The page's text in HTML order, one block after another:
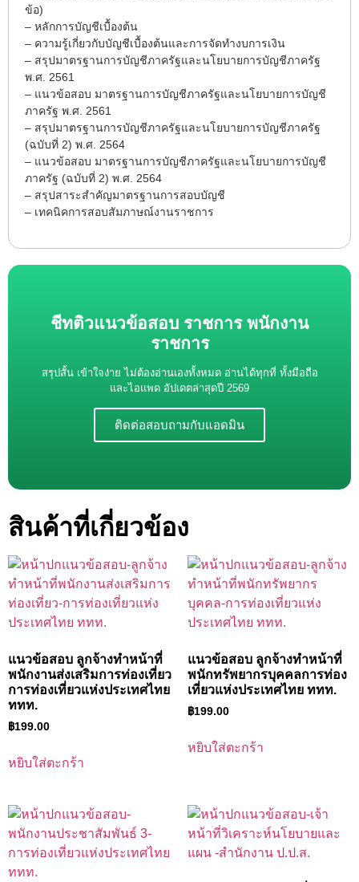
ข้อ)
– หลักการบัญชีเบื้องต้น
– ความรู้เกี่ยวกับบัญชีเบื้องต้นและการจัดทำงบการเงิน
– สรุปมาตรฐานการบัญชีภาครัฐและนโยบายการบัญชีภาครัฐ
พ.ศ. 2561
– แนวข้อสอบ มาตรฐานการบัญชีภาครัฐและนโยบายการบัญชี
ภาครัฐ พ.ศ. 2561
– สรุปมาตรฐานการบัญชีภาครัฐและนโยบายการบัญชีภาครัฐ
(ฉบับที่ 2) พ.ศ. 2564
– แนวข้อสอบ มาตรฐานการบัญชีภาครัฐและนโยบายการบัญชี
ภาครัฐ (ฉบับที่ 2) พ.ศ. 2564
– สรุปสาระสำคัญมาตรฐานการสอบบัญชี
– เทคนิคการสอบสัมภาษณ์งานราชการ
ชีทติวแนวข้อสอบ ราชการ พนักงาน
ราชการ
สรุปสั้น เข้าใจง่าย ไม่ต้องอ่านเองทั้งหมด อ่านได้ทุกที่ ทั้งมือถือ
และไอแพด อัปเดตล่าสุดปี 2569
ติดต่อสอบถามกับแอดมิน
สินค้าที่เกี่ยวข้อง
แนวข้อสอบ ลูกจ้างทำหน้าที่
พนักงานส่งเสริมการท่องเที่ยว
การท่องเที่ยวแห่งประเทศไทย
ททท.
฿199.00
หยิบใส่ตะกร้า
แนวข้อสอบ ลูกจ้างทำหน้าที่
พนักทรัพยากรบุคคลการท่อง
เที่ยวแห่งประเทศไทย ททท.
฿199.00
หยิบใส่ตะกร้า